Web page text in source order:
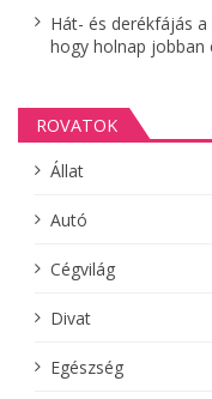
Hát- és derékfájás
hogy holnap jobban
ROVATOK
Állat
Autó
Cégvilág
Divat
Egészség